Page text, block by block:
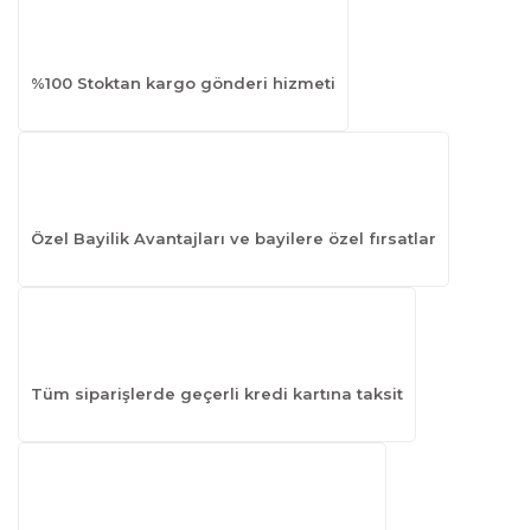
%100 Stoktan kargo gönderi hizmeti
Özel Bayilik Avantajları ve bayilere özel fırsatlar
Tüm siparişlerde geçerli kredi kartına taksit